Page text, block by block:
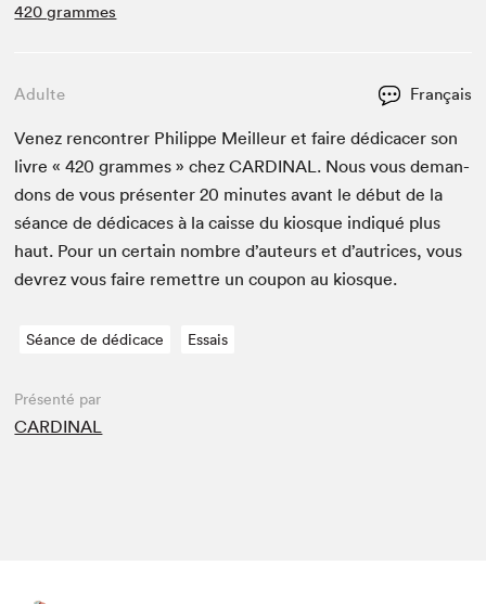
420 grammes
Adulte Français
Venez ren­con­tr­er Philippe Meilleur et faire dédi­cac­er son
livre «420 grammes » chezCAR­DI­NAL. Nous vous deman­
dons de vous présen­ter20 min­utes avant le début de la
séance de dédi­caces à la caisse du kiosque indiqué plus
haut. Pour un cer­tain nom­bre d’auteurs et d’autrices, vous
devrez vous faire remet­tre un coupon au kiosque.
Séance de dédicace Essais
Présenté par
CARDINAL